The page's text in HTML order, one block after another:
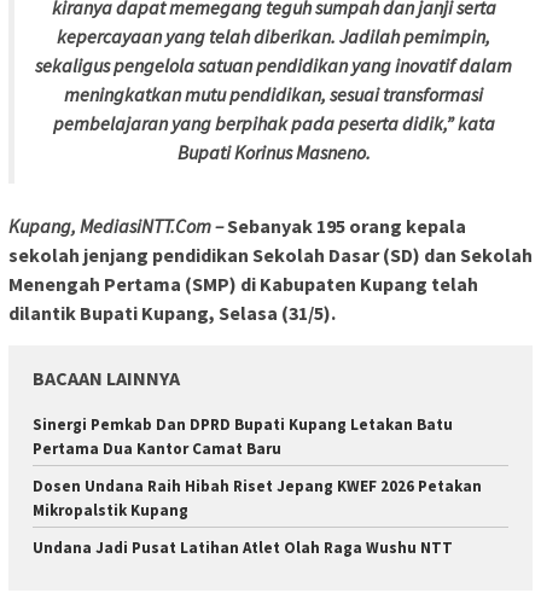
kiranya dapat memegang teguh sumpah dan janji serta
kepercayaan yang telah diberikan. Jadilah pemimpin,
sekaligus pengelola satuan pendidikan yang inovatif dalam
meningkatkan mutu pendidikan, sesuai transformasi
pembelajaran yang berpihak pada peserta didik,” kata
Bupati Korinus Masneno.
Kupang, MediasiNTT.Com –Sebanyak 195 orang kepala
sekolah jenjang pendidikan Sekolah Dasar (SD) dan Sekolah
Menengah Pertama (SMP) di Kabupaten Kupang telah
dilantik Bupati Kupang, Selasa (31/5).
BACAAN LAINNYA
Sinergi Pemkab Dan DPRD Bupati Kupang Letakan Batu
Pertama Dua Kantor Camat Baru
Dosen Undana Raih Hibah Riset Jepang KWEF 2026 Petakan
Mikropalstik Kupang
Undana Jadi Pusat Latihan Atlet Olah Raga Wushu NTT